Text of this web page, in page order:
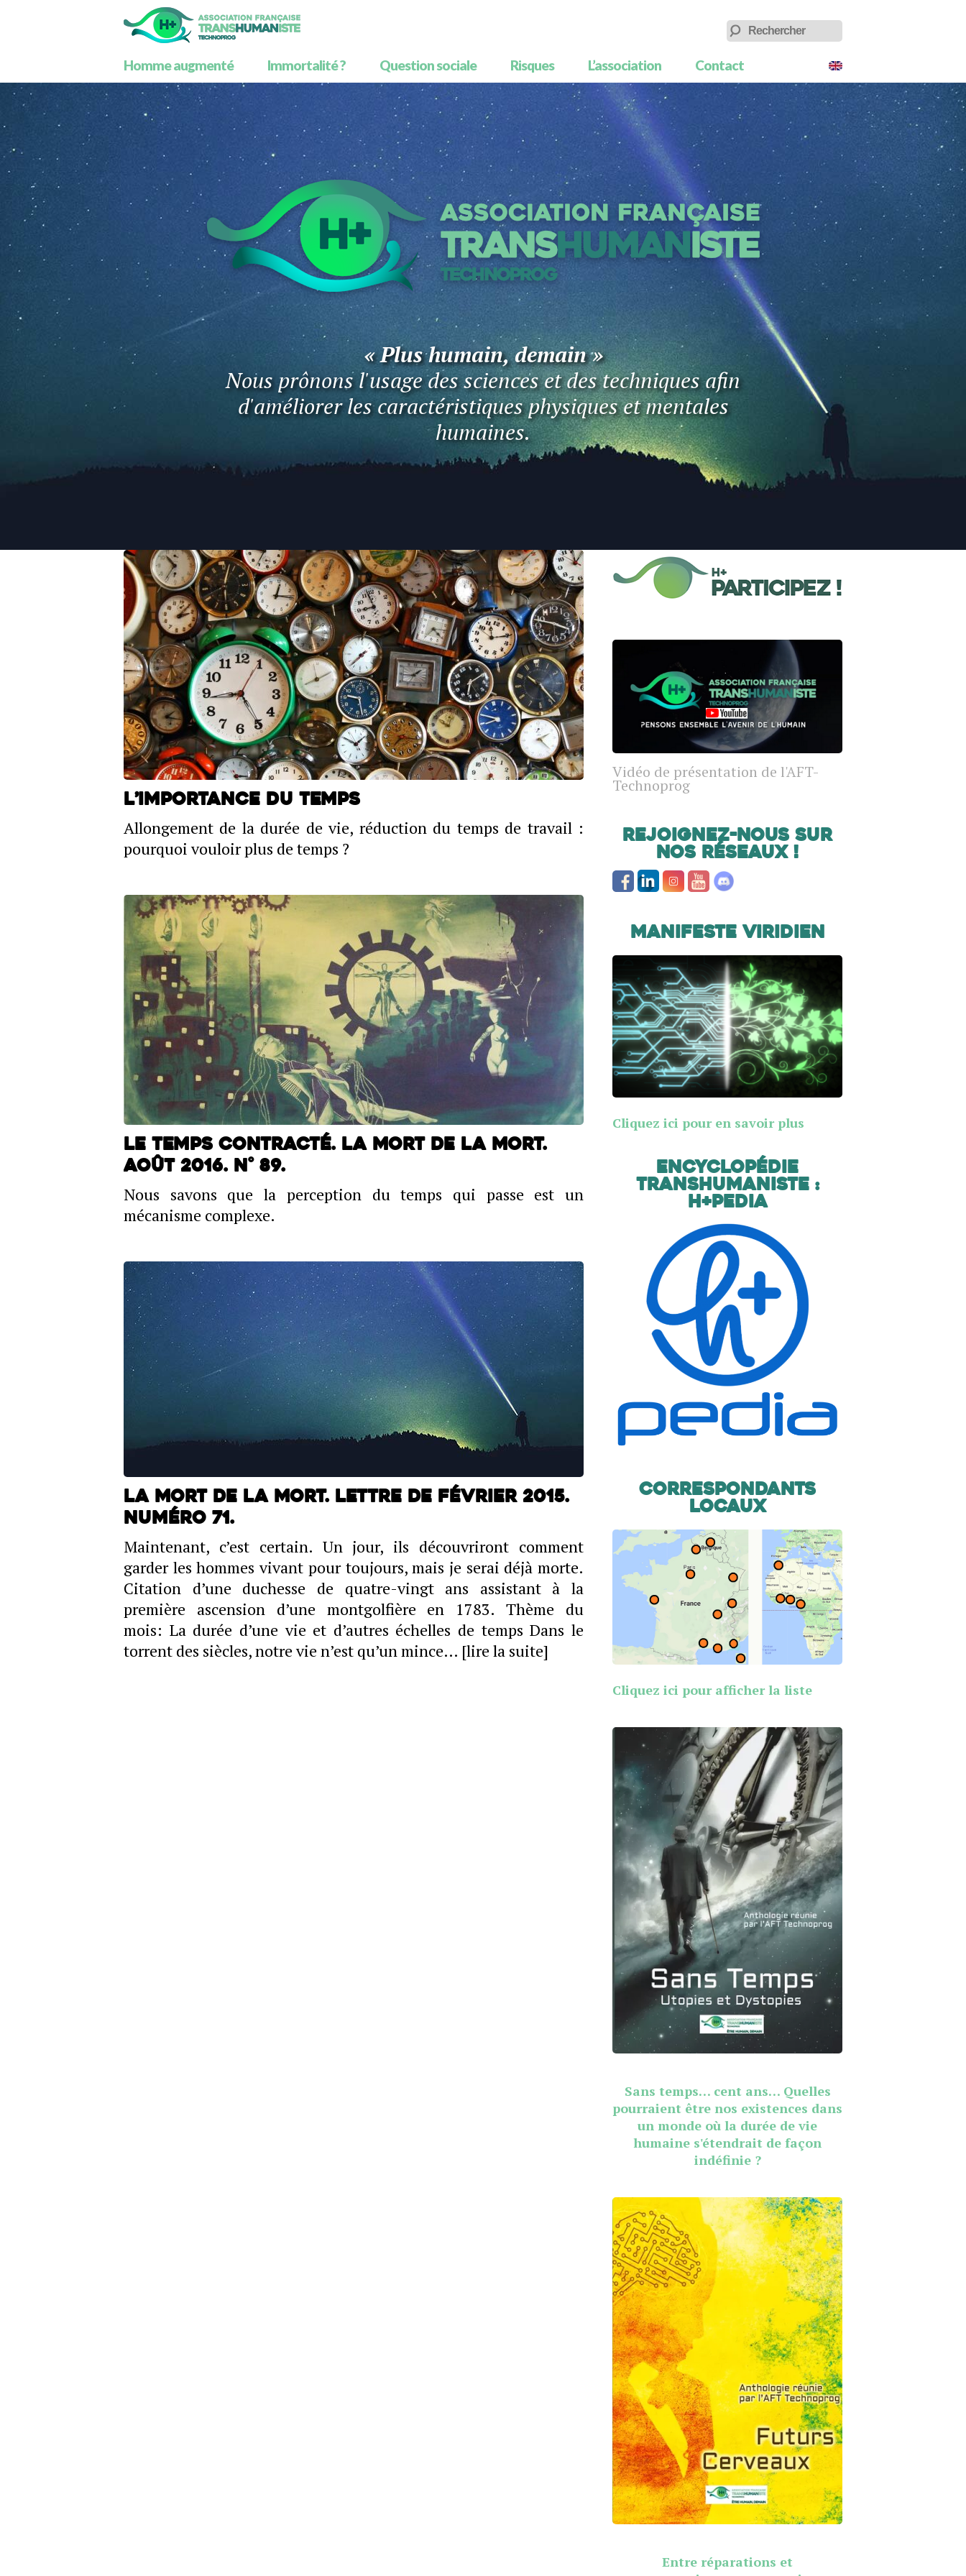
Homme augmenté Immortalité ? Question sociale Risques L’association Contact
« Plus humain, demain »
Nous prônons l'usage des sciences et des techniques afin
d'améliorer les caractéristiques physiques et mentales
humaines.
L’importance du temps
Allongement de la durée de vie, réduction du temps de travail :
pourquoi vouloir plus de temps ?
Le temps contracté. La mort de la mort.
Août 2016. N° 89.
Nous savons que la perception du temps qui passe est un
mécanisme complexe.
La mort de la mort. Lettre de février 2015.
Numéro 71.
Maintenant, c’est certain. Un jour, ils découvriront comment
garder les hommes vivant pour toujours, mais je serai déjà morte.
Citation d’une duchesse de quatre-vingt ans assistant à la
première ascension d’une montgolfière en 1783. Thème du
mois: La durée d’une vie et d’autres échelles de temps Dans le
torrent des siècles, notre vie n’est qu’un mince… [lire la suite]
Vidéo de présentation de l'AFT-
Technoprog
Rejoignez-nous sur
nos réseaux !
Manifeste Viridien
Cliquez ici pour en savoir plus
Encyclopédie
transhumaniste :
H+Pedia
Correspondants
locaux
Cliquez ici pour afficher la liste
Sans temps… cent ans… Quelles
pourraient être nos existences dans
un monde où la durée de vie
humaine s'étendrait de façon
indéfinie ?
Entre réparations et